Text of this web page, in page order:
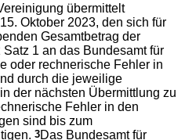
übermittelt
Oktober 2023, den sich für
Gesamtbetrag der
1 an das Bundesamt für
oder rechnerische Fehler in
durch die jeweilige
der nächsten Übermittlung zu
Fehler in den
sind bis zum
3Das Bundesamt für